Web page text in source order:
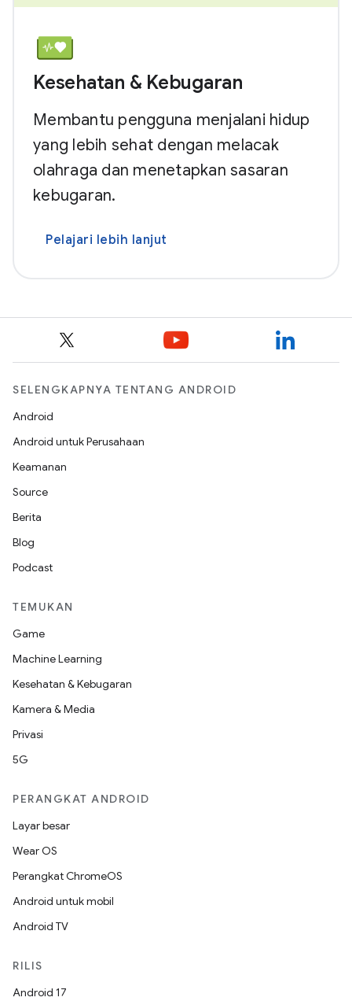
Kesehatan & Kebugaran
Membantu pengguna menjalani hidup
yang lebih sehat dengan melacak
olahraga dan menetapkan sasaran
kebugaran.
Pelajari lebih lanjut
SELENGKAPNYA TENTANG ANDROID
Android
Android untuk Perusahaan
Keamanan
Source
Berita
Blog
Podcast
TEMUKAN
Game
Machine Learning
Kesehatan & Kebugaran
Kamera & Media
Privasi
5G
PERANGKAT ANDROID
Layar besar
Wear OS
Perangkat ChromeOS
Android untuk mobil
Android TV
RILIS
Android 17